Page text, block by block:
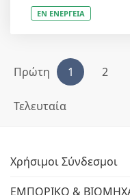
ΕΝ ΕΝΕΡΓΕΙΑ
Πρώτη 1 2
Τελευταία
Χρήσιμοι Σύνδεσμοι
ΕΜΠΟΡΙΚΟ &